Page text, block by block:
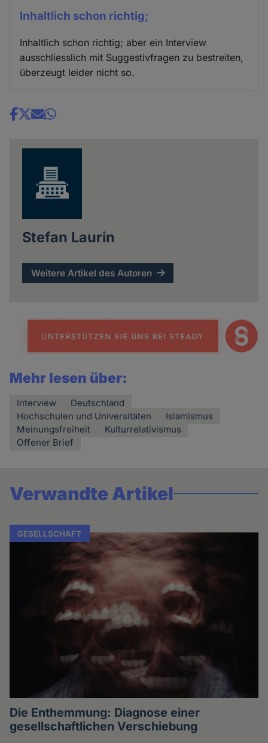
Inhaltlich schon richtig;
Inhaltlich schon richtig; aber ein Interview
ausschliesslich mit Suggestivfragen zu bestreiten,
überzeugt leider nicht so.
Share
Stefan Laurin
Weitere Artikel des Autoren
Mehr lesen über:
Interview
Deutschland
Hochschulen und Universitäten
Islamismus
Meinungsfreiheit
Kulturrelativismus
Offener Brief
Verwandte Artikel
GESELLSCHAFT
Die Enthemmung: Diagnose einer
gesellschaftlichen Verschiebung